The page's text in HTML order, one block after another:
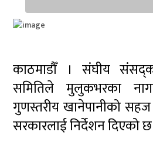
काठमाडौँ । संघीय
समितिले मुलुकभरका
गुणस्तरीय खानेपानीको सहज
सरकारलाई निर्देशन दिएको